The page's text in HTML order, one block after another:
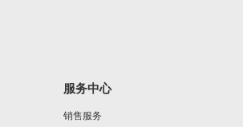
服务中心
销售服务